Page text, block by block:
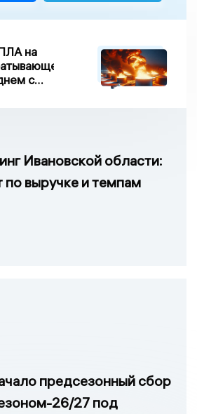
на
с
Ивановской области:
по выручке и темпам
предсезонный сбор
26/27 под